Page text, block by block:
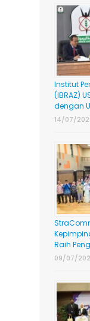
Institut
(IBRAZ)
dengan
14/07/
Raih
09/07/